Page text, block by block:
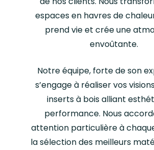
sur les factures de
chauffage.
espaces en havres de
prend vie et crée une
envoûtante.
Notre équipe, forte de son
s’engage à réaliser vos
inserts à bois alliant
performance. Nous
attention particulière à
la sélection des meilleurs